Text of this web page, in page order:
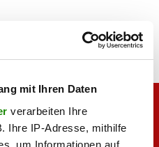
mit Ihren Daten
verarbeiten Ihre
Ihre IP-Adresse, mithilfe
um Informationen auf